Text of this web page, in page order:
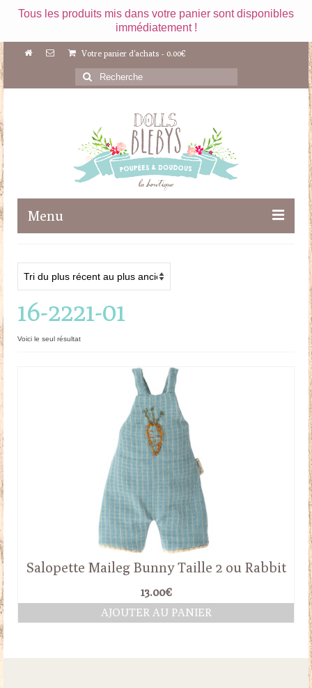
Tous les produits mis dans votre panier sont disponibles
immédiatement !
Votre panier d'achats - 0.00€
Rechercher
:
Menu
Maileg
Poupées
Doudous
Mobilier & Accessoires
16-2221-01
Voici le seul résultat
Salopette Maileg Bunny Taille 2 ou Rabbit
13.00€
AJOUTER AU PANIER